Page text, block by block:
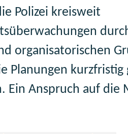
Polizei kreisweit
organisatorischen
Planungen kurzfristig
Ein Anspruch auf die